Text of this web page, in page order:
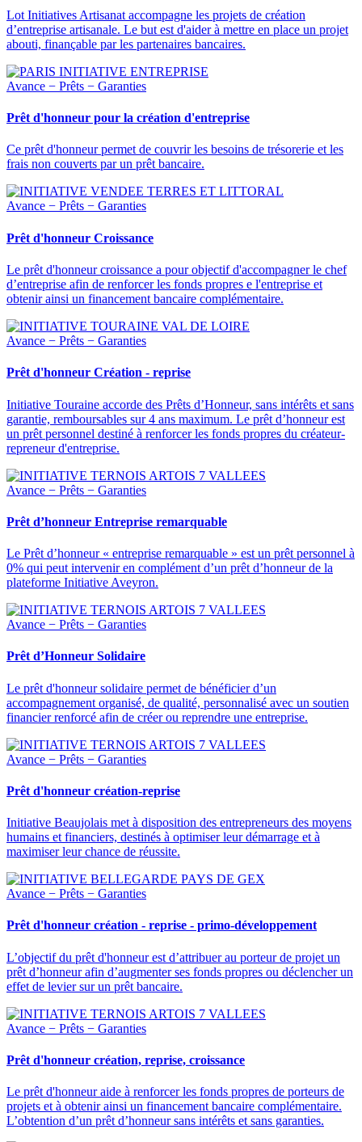
Lot Initiatives Artisanat accompagne les projets de création
d’entreprise artisanale. Le but est d'aider à mettre en place un projet
abouti, finançable par les partenaires bancaires.
Avance − Prêts − Garanties
Prêt d'honneur pour la création d'entreprise
Ce prêt d'honneur permet de couvrir les besoins de trésorerie et les
frais non couverts par un prêt bancaire.
Avance − Prêts − Garanties
Prêt d'honneur Croissance
Le prêt d'honneur croissance a pour objectif d'accompagner le chef
d’entreprise afin de renforcer les fonds propres e l'entreprise et
obtenir ainsi un financement bancaire complémentaire.
Avance − Prêts − Garanties
Prêt d'honneur Création - reprise
Initiative Touraine accorde des Prêts d’Honneur, sans intérêts et sans
garantie, remboursables sur 4 ans maximum. Le prêt d’honneur est
un prêt personnel destiné à renforcer les fonds propres du créateur-
repreneur d'entreprise.
Avance − Prêts − Garanties
Prêt d’honneur Entreprise remarquable
Le Prêt d’honneur « entreprise remarquable » est un prêt personnel à
0% qui peut intervenir en complément d’un prêt d’honneur de la
plateforme Initiative Aveyron.
Avance − Prêts − Garanties
Prêt d’Honneur Solidaire
Le prêt d'honneur solidaire permet de bénéficier d’un
accompagnement organisé, de qualité, personnalisé avec un soutien
financier renforcé afin de créer ou reprendre une entreprise.
Avance − Prêts − Garanties
Prêt d'honneur création-reprise
Initiative Beaujolais met à disposition des entrepreneurs des moyens
humains et financiers, destinés à optimiser leur démarrage et à
maximiser leur chance de réussite.
Avance − Prêts − Garanties
Prêt d'honneur création - reprise - primo-développement
L’objectif du prêt d'honneur est d’attribuer au porteur de projet un
prêt d’honneur afin d’augmenter ses fonds propres ou déclencher un
effet de levier sur un prêt bancaire.
Avance − Prêts − Garanties
Prêt d'honneur création, reprise, croissance
Le prêt d'honneur aide à renforcer les fonds propres de porteurs de
projets et à obtenir ainsi un financement bancaire complémentaire.
L’obtention d’un prêt d’honneur sans intérêts et sans garanties.